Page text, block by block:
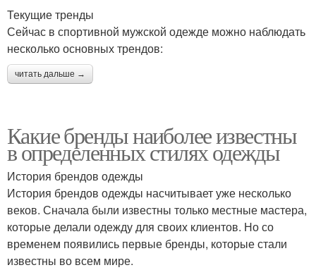
Текущие тренды
Сейчас в спортивной мужской одежде можно наблюдать
несколько основных трендов:
читать дальше →
Какие бренды наиболее известны
в определенных стилях одежды
История брендов одежды
История брендов одежды насчитывает уже несколько
веков. Сначала были известны только местные мастера,
которые делали одежду для своих клиентов. Но со
временем появились первые бренды, которые стали
известны во всем мире.